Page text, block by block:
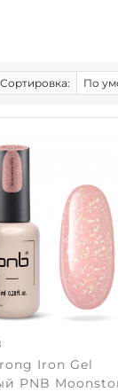
Сортировка:
Iron Gel
PNB